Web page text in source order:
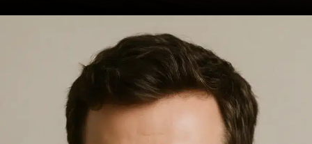
https://ademilsoncs.adv.br/